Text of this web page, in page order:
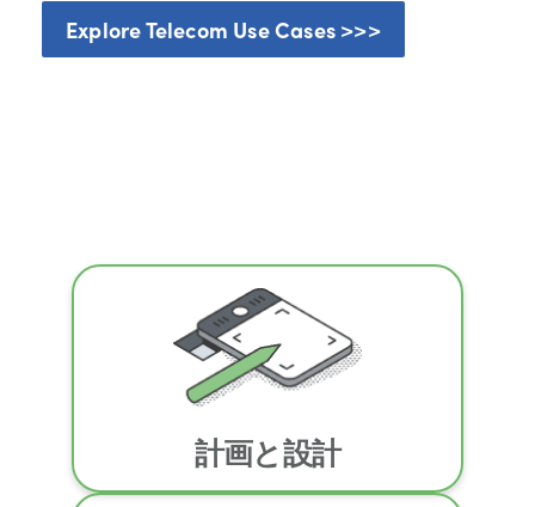
Explore Telecom Use Cases >>>
計画と設計